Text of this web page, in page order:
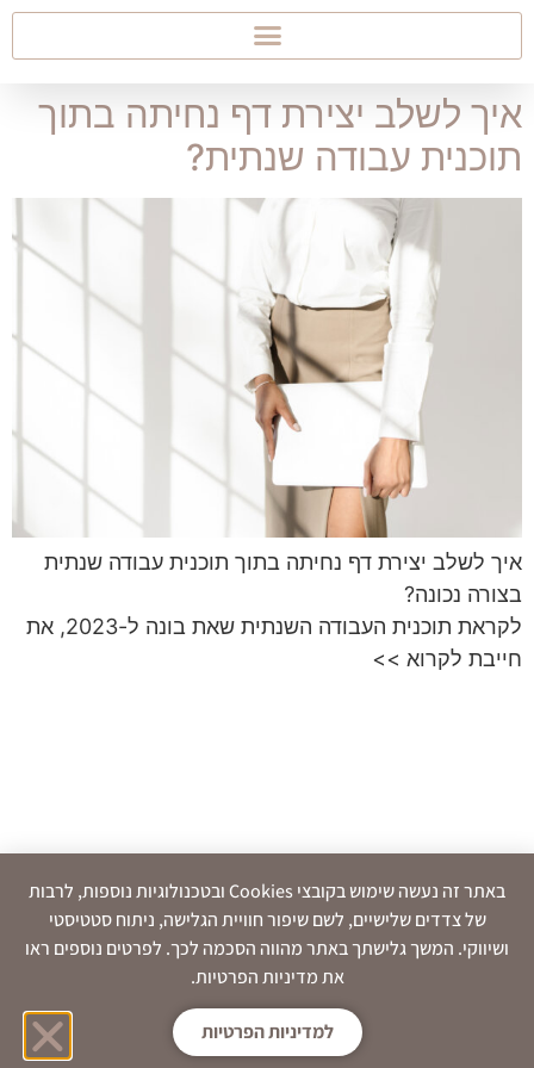
איך לשלב יצירת דף נחיתה בתוך
תוכנית עבודה שנתית?
איך לשלב יצירת דף נחיתה בתוך תוכנית עבודה שנתית
בצורה נכונה?
לקראת תוכנית העבודה השנתית שאת בונה ל-2023, את
חייבת לקרוא >>
באתר זה נעשה שימוש בקובצי Cookies ובטכנולוגיות נוספות, לרבות
של צדדים שלישיים, לשם שיפור חוויית הגלישה, ניתוח סטטיסטי
ושיווקי. המשך גלישתך באתר מהווה הסכמה לכך. לפרטים נוספים ראו
את מדיניות הפרטיות.
למדיניות הפרטיות